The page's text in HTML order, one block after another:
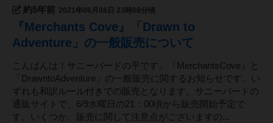
約5年前 2021年06月08日 23時08分頃
『Merchants Cove』「Drawn to
Adventure」の一般販売について
こんばんは！サニーバードの平です。『MerchantsCove』と
「DrawntoAdventure」の一般販売に関するお知らせです。い
ずれも和訳ルール付きでの販売となります。サニーバードの
通販サイトで、6/9水曜日の21：00頃から販売開始予定で
す。いくつか、販売に関して注意点がございますの...